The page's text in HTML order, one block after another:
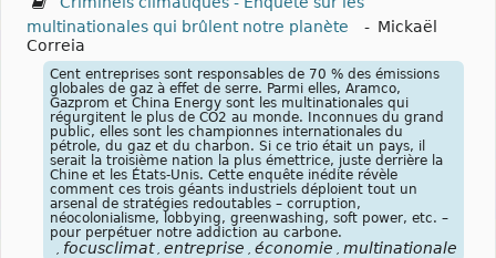
multinationales qui brûlent notre planète
- Mickaël
Correia
Cent entreprises sont responsables de 70 % des émissions
globales de gaz à effet de serre. Parmi elles, Aramco,
Gazprom et China Energy sont les multinationales qui
régurgitent le plus de CO2 au monde. Inconnues du grand
public, elles sont les championnes internationales du
pétrole, du gaz et du charbon. Si ce trio était un pays, il
serait la troisième nation la plus émettrice, juste derrière la
Chine et les États-Unis. Cette enquête inédite révèle
comment ces trois géants industriels déploient tout un
arsenal de stratégies redoutables – corruption,
néocolonialisme, lobbying, greenwashing, soft power, etc. –
pour perpétuer notre addiction au carbone.
focusclimat entreprise économie multinationale